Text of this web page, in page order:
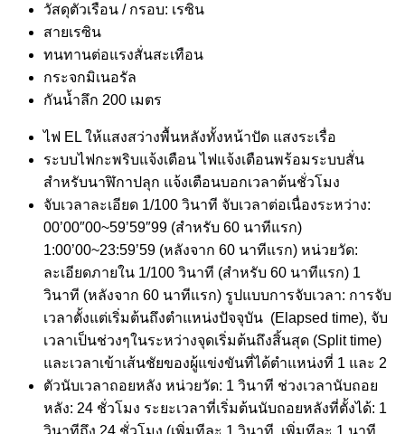
วัสดุตัวเรือน / กรอบ: เรซิน
สายเรซิน
ทนทานต่อแรงสั่นสะเทือน
กระจกมิเนอรัล
กันน้ำลึก 200 เมตร
ไฟ EL ให้แสงสว่างพื้นหลังทั้งหน้าปัด แสงระเรื่อ
ระบบไฟกะพริบแจ้งเตือน ไฟแจ้งเตือนพร้อมระบบสั่น
สำหรับนาฬิกาปลุก แจ้งเตือนบอกเวลาต้นชั่วโมง
จับเวลาละเอียด 1/100 วินาที จับเวลาต่อเนื่องระหว่าง:
00’00″00~59’59″99 (สำหรับ 60 นาทีแรก)
1:00’00~23:59’59 (หลังจาก 60 นาทีแรก) หน่วยวัด:
ละเอียดภายใน 1/100 วินาที (สำหรับ 60 นาทีแรก) 1
วินาที (หลังจาก 60 นาทีแรก) รูปแบบการจับเวลา: การจับ
เวลาตั้งแต่เริ่มต้นถึงตำแหน่งปัจจุบัน (Elapsed time), จับ
เวลาเป็นช่วงๆในระหว่างจุดเริ่มต้นถึงสิ้นสุด (Split time)
และเวลาเข้าเส้นชัยของผู้แข่งขันที่ได้ตำแหน่งที่ 1 และ 2
ตัวนับเวลาถอยหลัง หน่วยวัด: 1 วินาที ช่วงเวลานับถอย
หลัง: 24 ชั่วโมง ระยะเวลาที่เริ่มต้นนับถอยหลังที่ตั้งได้: 1
วินาทีถึง 24 ชั่วโมง (เพิ่มทีละ 1 วินาที, เพิ่มทีละ 1 นาที,